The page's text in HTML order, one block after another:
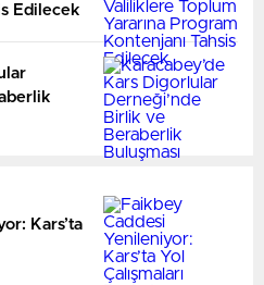
Edilecek
Kars’ta